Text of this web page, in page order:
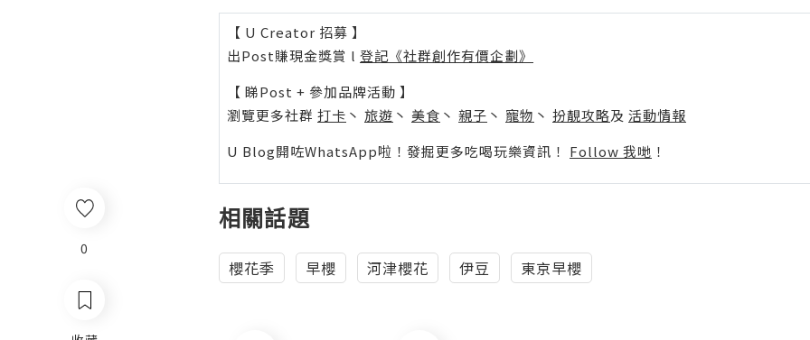
0
【 U Creator 招募 】
出Post賺現金獎賞 l 登記《社群創作有價企劃》
【 睇Post + 參加品牌活動 】
瀏覽更多社群 打卡 丶 旅遊 丶 美食 丶 親子 丶 寵物 丶 扮靚攻略及 活動情報
U Blog開咗WhatsApp啦！發掘更多吃喝玩樂資訊！ Follow 我哋 ！
相關話題
櫻花季 早櫻 河津櫻花 伊豆 東京早櫻